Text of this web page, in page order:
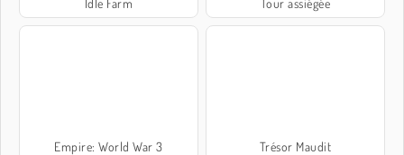
Empire: World War 3 Trésor Maudit